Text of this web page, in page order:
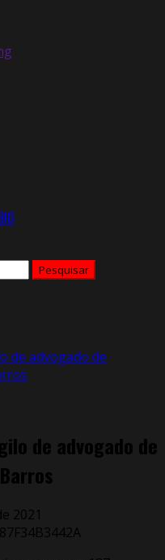
de advogado de
de advogado de
2021